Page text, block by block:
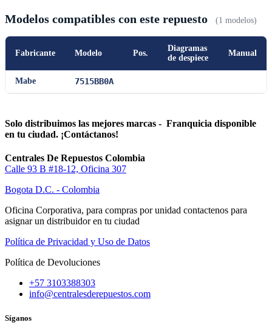
Modelos compatibles con este repuesto (1 modelos)
Fabricante Modelo Pos.
Diagramas
de despiece
Manual
Mabe 7515BB0A
Solo distribuimos las mejores marcas - Franquicia disponible
en tu ciudad. ¡Contáctanos!
Centrales De Repuestos Colombia
Calle 93 B #18-12, Oficina 307
Bogota D.C. - Colombia
Oficina Corporativa, para compras por unidad contactenos para
asignar un distribuidor en tu ciudad
Política de Privacidad y Uso de Datos
Política de Devoluciones
+57 3103388303
info@centralesderepuestos.com
Síganos